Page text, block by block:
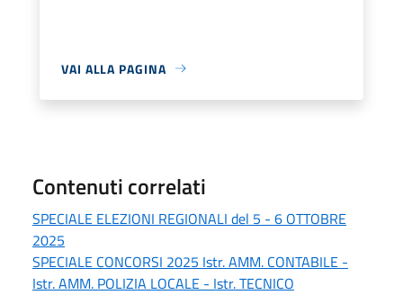
VAI ALLA PAGINA
Contenuti correlati
SPECIALE ELEZIONI REGIONALI del 5 - 6 OTTOBRE
2025
SPECIALE CONCORSI 2025 Istr. AMM. CONTABILE -
Istr. AMM. POLIZIA LOCALE - Istr. TECNICO